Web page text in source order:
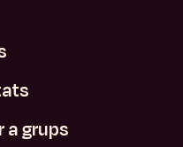
a grups